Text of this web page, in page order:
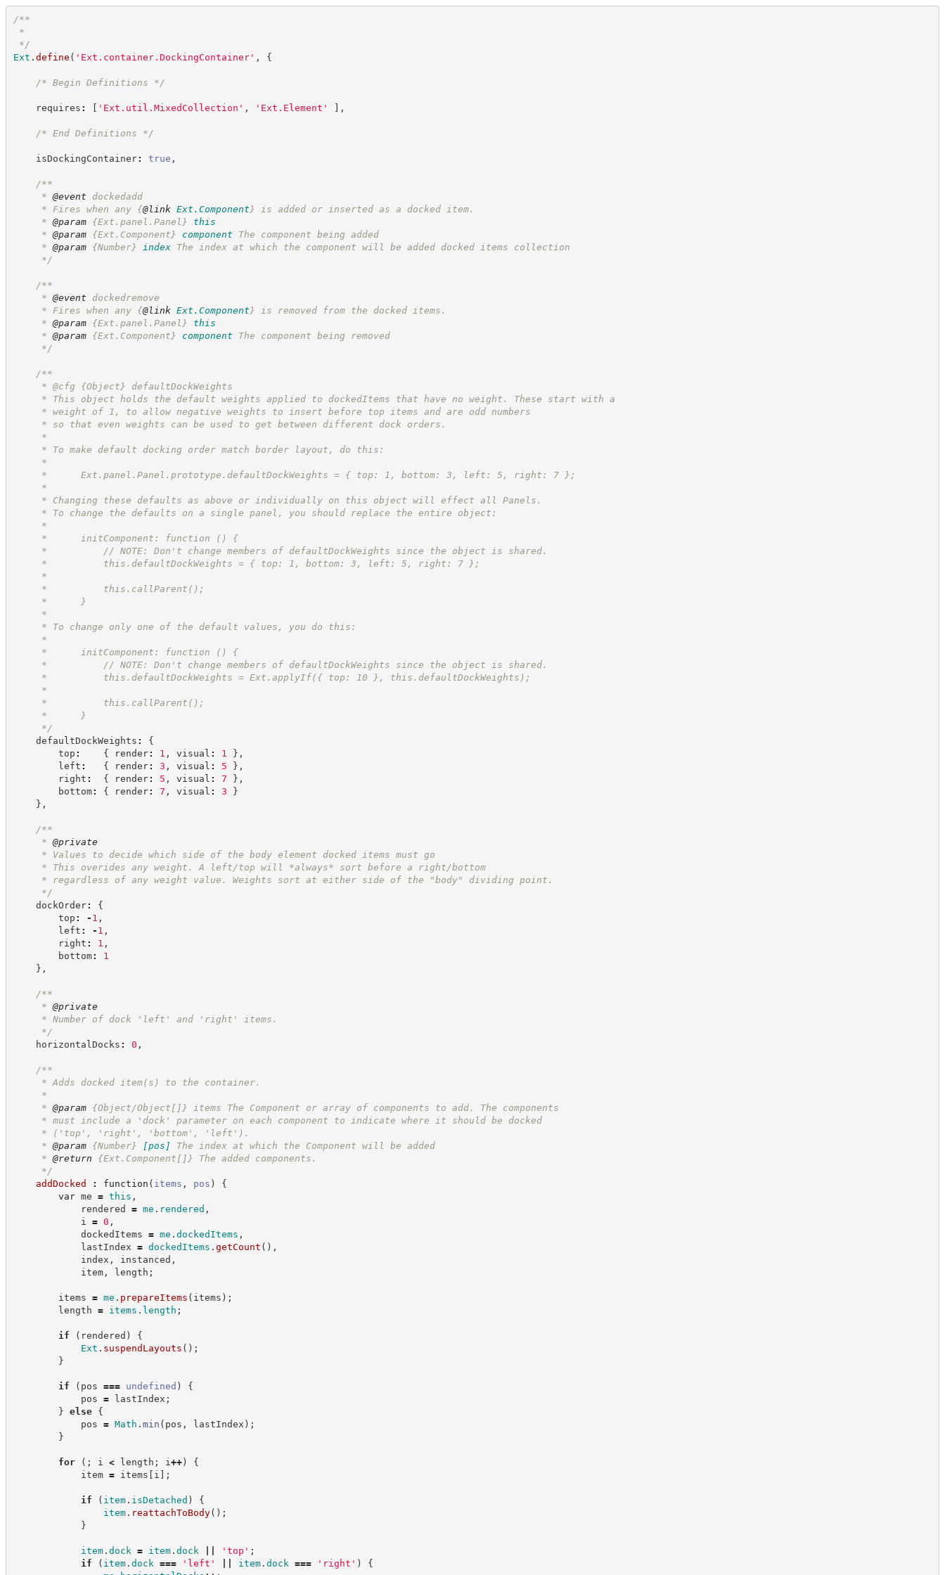
/**
*
*/
Ext . define ( ' Ext.container.DockingContainer' , {
/* Begin Definitions */
requires : [ ' Ext.util.MixedCollection ' , ' Ext.Element ' ] ,
/* End Definitions */
isDockingContainer: true ,
/**
* @event dockedadd
* Fires when any {@link Ext.Component } is added or inserted as a docked item.
* @param {Ext.panel.Panel}
this
* @param {Ext.Component} component
The component being added
* @param {Number} index
The index at which the component will be added docked items collection
*/
/**
* @event dockedremove
* Fires when any {@link Ext.Component } is removed from the docked items.
* @param {Ext.panel.Panel}
this
* @param {Ext.Component} component
The component being removed
*/
/**
* @cfg {Object}
defaultDockWeights
* This object holds the default weights applied to dockedItems that have no weight. These start with a
* weight of 1, to allow negative weights to insert before top items and are odd numbers
* so that even weights can be used to get between different dock orders.
*
* To make default docking order match border layout, do this:
*
*      Ext.panel.Panel.prototype.defaultDockWeights = { top: 1, bottom: 3, left: 5, right: 7 };
*
* Changing these defaults as above or individually on this object will effect all Panels.
* To change the defaults on a single panel, you should replace the entire object:
*
*      initComponent: function () {
*          // NOTE: Don't change members of defaultDockWeights since the object is shared.
*          this.defaultDockWeights = { top: 1, bottom: 3, left: 5, right: 7 };
*
*          this.callParent();
*      }
*
* To change only one of the default values, you do this:
*
*      initComponent: function () {
*          // NOTE: Don't change members of defaultDockWeights since the object is shared.
*          this.defaultDockWeights = Ext.applyIf({ top: 10 }, this.defaultDockWeights);
*
*          this.callParent();
*      }
*/
defaultDockWeights :
{
top : { render: 1 , visual : 1 } ,
left : { render: 3 , visual : 5 } ,
right : { render: 5 , visual : 7 } ,
bottom: { render: 7 , visual : 3
}
} ,
/**
* @private
* Values to decide which side of the body element docked items must go
* This overides any weight. A left/top will *always* sort before a right/bottom
* regardless of any weight value. Weights sort at either side of the "body" dividing point.
*/
dockOrder:
{
top : - 1 ,
left : - 1 ,
right : 1 ,
bottom:
1
} ,
/**
* @private
* Number of dock 'left' and 'right' items.
*/
horizontalDocks : 0 ,
/**
* Adds docked item(s) to the container.
*
* @param {Object/Object[]} items The Component or array of components to add. The components
* must include a 'dock' parameter on each component to indicate where it should be docked
* ('top', 'right', 'bottom', 'left').
* @param {Number} [pos]
The index at which the Component will be added
* @return {Ext.Component[]}
The added components.
*/
addDocked
: function ( items , pos )
{
var me = this ,
rendered = me . rendered ,
i = 0 ,
dockedItems = me . dockedItems ,
lastIndex = dockedItems . getCount ( ) ,
index , instanced ,
item, length ;
items = me . prepareItems ( items ) ;
length = items . length ;
if ( rendered )
{
Ext . suspendLayouts ( ) ;
}
if ( pos === undefined )
{
pos = lastIndex ;
} else
{
pos = Math . min ( pos , lastIndex ) ;
}
for ( ; i < length ; i ++)
{
item = items [ i ] ;
if ( item. isDetached )
{
item. reattachToBody( ) ;
}
item. dock = item. dock ' top ' ;
if
( item. dock === ' left ' item. dock === ' right ' )
{